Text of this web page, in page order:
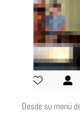
Desde su menú